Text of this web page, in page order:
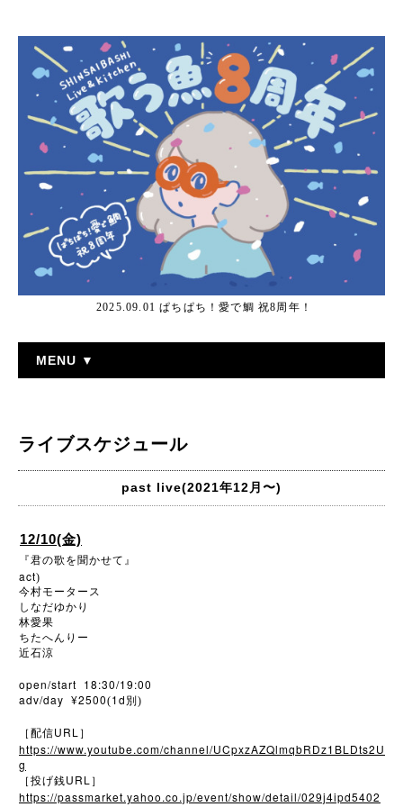
2025.09.01 ぱちぱち！愛で鯛 祝8周年！
MENU ▼
ライブスケジュール
past live(2021年12月〜)
12/10(金)
『君の歌を聞かせて』
act)
今村モータース
しなだゆかり
林愛果
ちたへんりー
近石涼
open/start 18:30/19:00
adv/day ¥2500(1d 別)
［配信URL ］
https://www.youtube.com/channel/UCpxzAZQlmqbRDz1BLDts2U
g
［投げ銭URL ］
https://passmarket.yahoo.co.jp/event/show/detail/029j4ipd5402